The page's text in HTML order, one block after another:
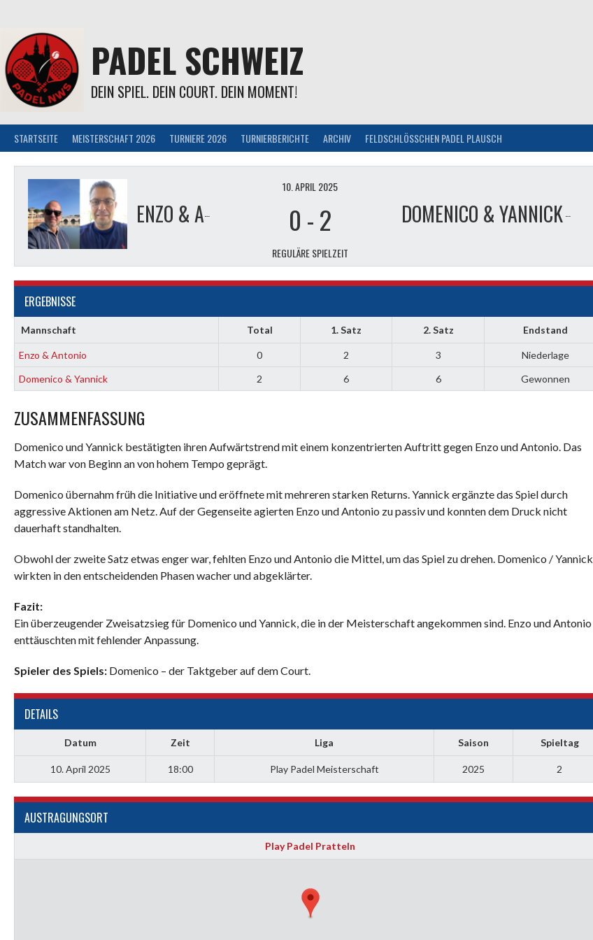
Inhalt
PADEL SCHWEIZ
DEIN SPIEL. DEIN COURT. DEIN MOMENT!
STARTSEITE MEISTERSCHAFT 2026 TURNIERE 2026 TURNIERBERICHTE ARCHIV FELDSCHLÖSSCHEN PADEL PLAUSCH
ENZO & ANTONIO DOMENICO & YANNICK
10. APRIL 2025
0 -2
REGULÄRE SPIELZEIT
ERGEBNISSE
Mannschaft Total 1. Satz 2. Satz Endstand
Enzo & Antonio 0 2 3
Niederlage
Domenico & Yannick
2 6 6 Gewonnen
ZUSAMMENFASSUNG
Domenico und Yannick bestätigten ihren Aufwärtstrend mit einem konzentrierten Auftritt gegen Enzo und Antonio. Das
Match war von Beginn an von hohem Tempo geprägt.
Domenico übernahm früh die Initiative und eröffnete mit mehreren starken Returns. Yannick ergänzte das Spiel durch
aggressive Aktionen am Netz. Auf der Gegenseite agierten Enzo und Antonio zu passiv und konnten dem Druck nicht
dauerhaft standhalten.
Obwohl der zweite Satz etwas enger war, fehlten Enzo und Antonio die Mittel, um das Spiel zu drehen. Domenico / Yannick
wirkten in den entscheidenden Phasen wacher und abgeklärter.
Fazit:
Ein überzeugender Zweisatzsieg für Domenico und Yannick, die in der Meisterschaft angekommen sind. Enzo und Antonio
enttäuschten mit fehlender Anpassung.
Spieler des Spiels: Domenico – der Taktgeber auf dem Court.
DETAILS
Datum Zeit Liga Saison Spieltag
10. April 2025 18:00 Play Padel Meisterschaft 2025 2
AUSTRAGUNGSORT
Play Padel Pratteln